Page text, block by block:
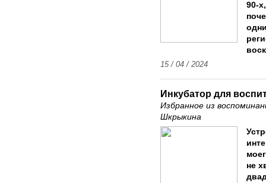
90-
15 / 04 / 2024
Инкубатор для
Избранное из
Шкрыкина
не